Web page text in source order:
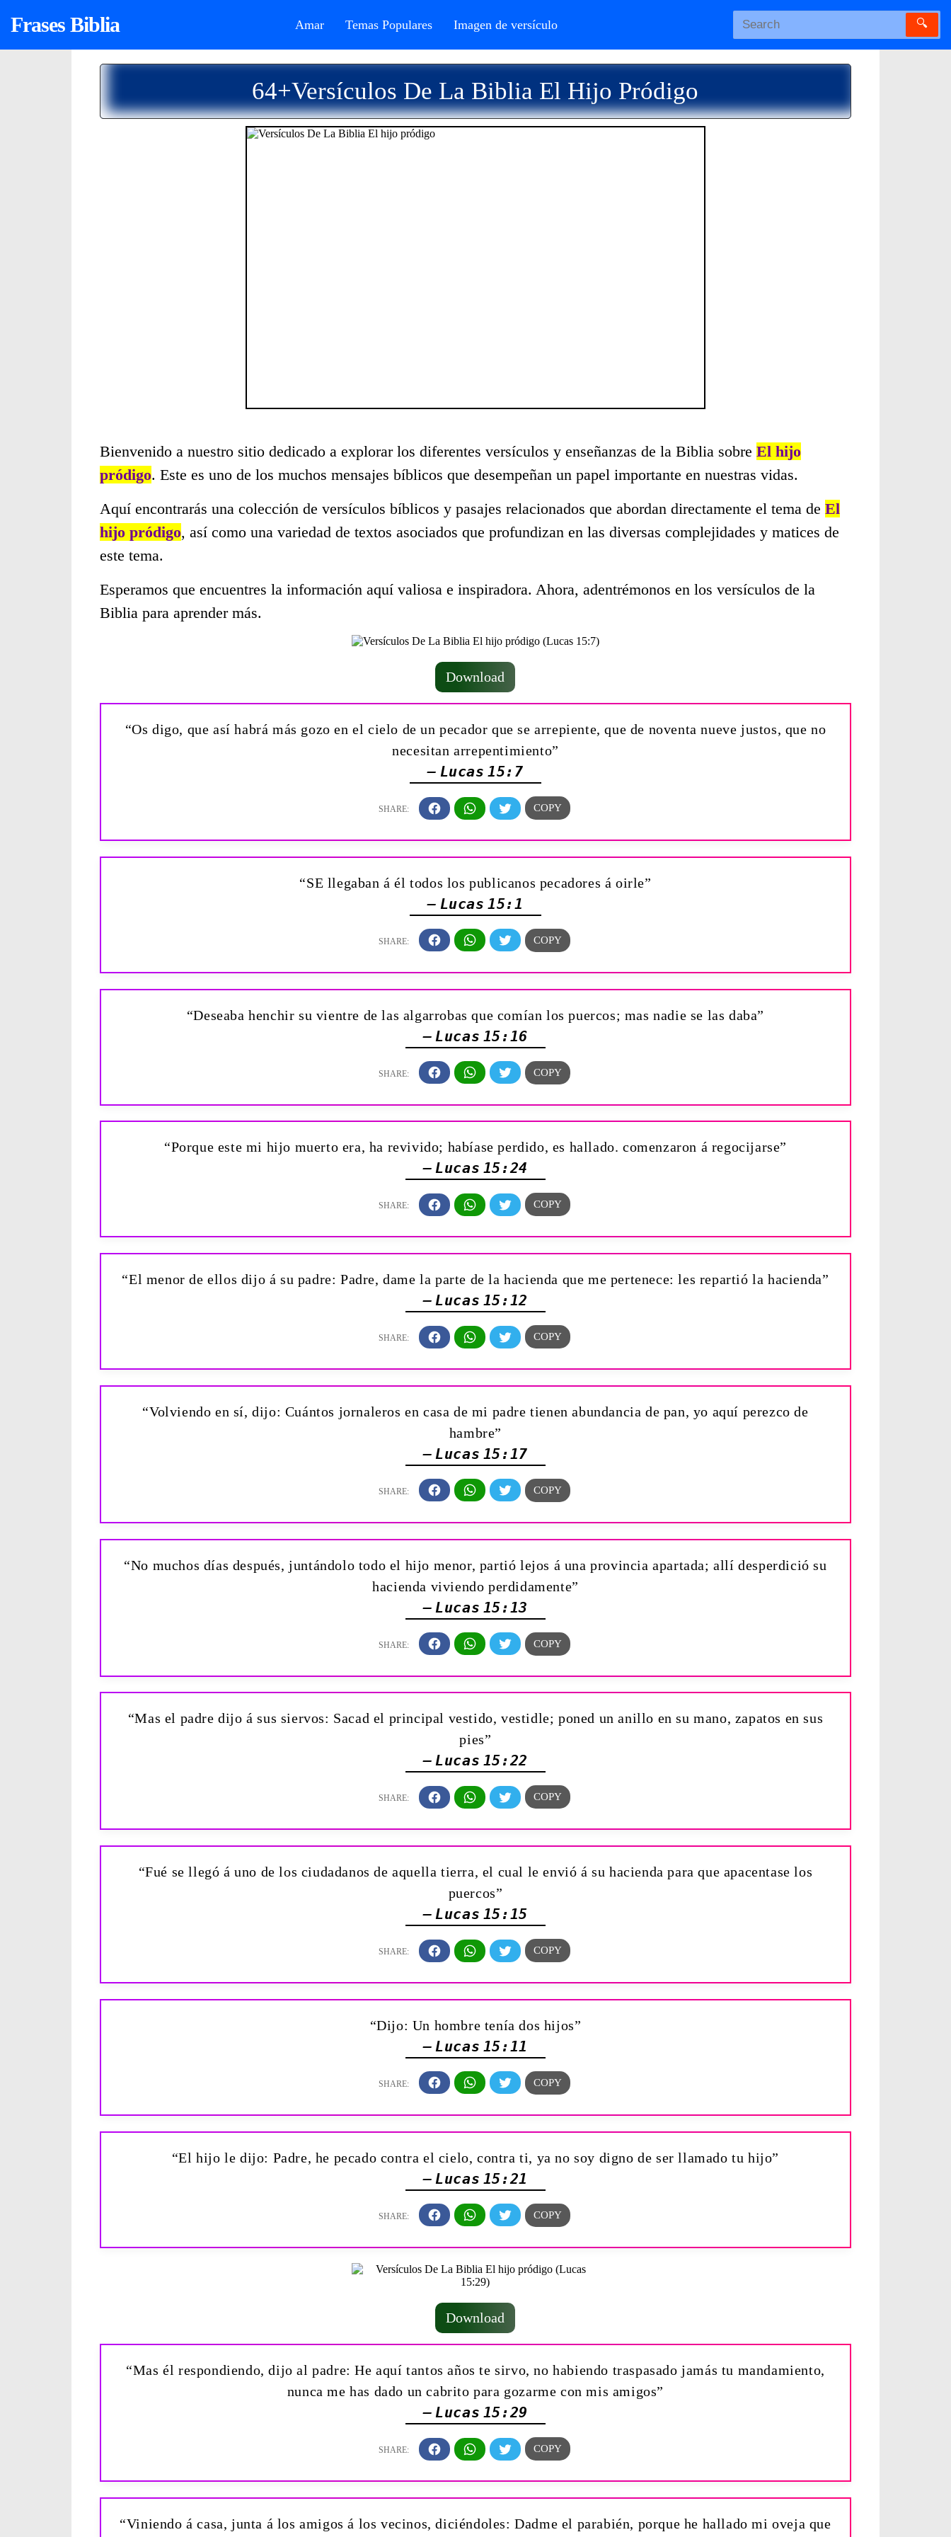
Frases Biblia Amar Temas Populares Imagen de versículo 🔍
64+Versículos De La Biblia El Hijo Pródigo
Bienvenido a nuestro sitio dedicado a explorar los diferentes versículos y enseñanzas de la Biblia sobre El hijo
pródigo. Este es uno de los muchos mensajes bíblicos que desempeñan un papel importante en nuestras vidas.
Aquí encontrarás una colección de versículos bíblicos y pasajes relacionados que abordan directamente el tema de El
hijo pródigo, así como una variedad de textos asociados que profundizan en las diversas complejidades y matices de
este tema.
Esperamos que encuentres la información aquí valiosa e inspiradora. Ahora, adentrémonos en los versículos de la
Biblia para aprender más.
Download
“Os digo, que así habrá más gozo en el cielo de un pecador que se arrepiente, que de noventa nueve justos, que no
necesitan arrepentimiento”
— Lucas 15:7
“SE llegaban á él todos los publicanos pecadores á oirle”
— Lucas 15:1
“Deseaba henchir su vientre de las algarrobas que comían los puercos; mas nadie se las daba”
— Lucas 15:16
“Porque este mi hijo muerto era, ha revivido; habíase perdido, es hallado. comenzaron á regocijarse”
— Lucas 15:24
“El menor de ellos dijo á su padre: Padre, dame la parte de la hacienda que me pertenece: les repartió la hacienda”
— Lucas 15:12
“Volviendo en sí, dijo: ­Cuántos jornaleros en casa de mi padre tienen abundancia de pan, yo aquí perezco de
hambre”
— Lucas 15:17
“No muchos días después, juntándolo todo el hijo menor, partió lejos á una provincia apartada; allí desperdició su
hacienda viviendo perdidamente”
— Lucas 15:13
“Mas el padre dijo á sus siervos: Sacad el principal vestido, vestidle; poned un anillo en su mano, zapatos en sus
pies”
— Lucas 15:22
“Fué se llegó á uno de los ciudadanos de aquella tierra, el cual le envió á su hacienda para que apacentase los
puercos”
— Lucas 15:15
“Dijo: Un hombre tenía dos hijos”
— Lucas 15:11
“El hijo le dijo: Padre, he pecado contra el cielo, contra ti, ya no soy digno de ser llamado tu hijo”
— Lucas 15:21
Download
“Mas él respondiendo, dijo al padre: He aquí tantos años te sirvo, no habiendo traspasado jamás tu mandamiento,
nunca me has dado un cabrito para gozarme con mis amigos”
— Lucas 15:29
“Viniendo á casa, junta á los amigos á los vecinos, diciéndoles: Dadme el parabién, porque he hallado mi oveja que